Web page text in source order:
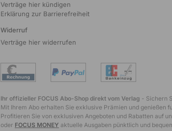
Verträge hier kündigen
Erklärung zur Barrierefreiheit
Widerruf
Verträge hier widerrufen
Ihr offizieller FOCUS Abo-Shop direkt vom Verlag - Sichern
Mit Ihrem Abo erhalten Sie exklusive Prämien und genießen
Profitieren Sie von exklusiven Angeboten und Rabatten auf
oder FOCUS MONEY aktuelle Ausgaben pünktlich und